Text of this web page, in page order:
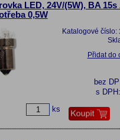
LED, 24V/(5W), BA 15s
0,5W
Katalogové číslo:
Přidat do
bez
s
ks